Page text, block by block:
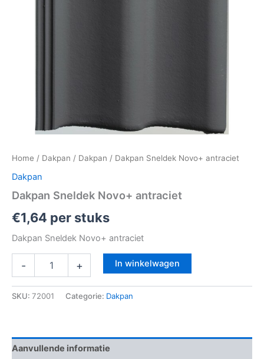
Home / Dakpan / Dakpan / Dakpan Sneldek Novo+ antraciet
Dakpan
Dakpan Sneldek Novo+ antraciet
€1,64 per stuks
Dakpan Sneldek Novo+ antraciet
- + In winkelwagen
SKU: 72001 Categorie: Dakpan
Aanvullende informatie